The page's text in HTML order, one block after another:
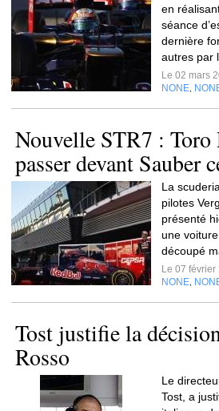
en
séance
dernière
autres par
Le 02 mars
NONE
Nouvelle STR7 : Toro
passer devant Sauber
La
pilotes
présenté
une
découpé
Le 07
NONE
Tost justifie la
Rosso
Le
Tost, a